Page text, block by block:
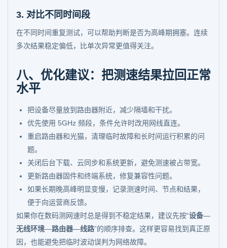
3. 对比不同时间段
在不同时间重复测试，可以帮助判断是否为高峰期拥塞。连续
多次结果稳定偏低，比单次异常更值得关注。
八、优化建议：把测速结果拉回正常
水平
把设备尽量放到路由器附近，减少隔墙和干扰。
优先使用 5GHz 频段，条件允许时改用网线直连。
重启路由器和光猫，清理临时故障和长时间运行积累的问
题。
关闭后台下载、云同步和系统更新，避免测速被占带宽。
更新路由器固件和终端系统，修复兼容性问题。
如果长期晚高峰明显变慢，记录测速时间、节点和结果，
便于向运营商反馈。
如果你在数码测网速时总是得到不稳定结果，建议先按“设备—
无线环境—路由器—线路”的顺序排查。这样更容易找到真正原
因，也能避免把临时波动误判为网络故障。